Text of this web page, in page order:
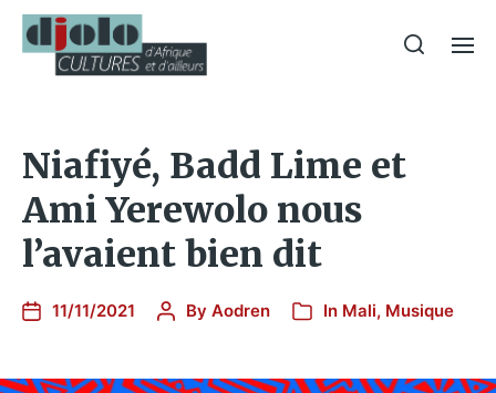
Niafiyé, Badd Lime et
Ami Yerewolo nous
l’avaient bien dit
11/11/2021 By Aodren In Mali, Musique